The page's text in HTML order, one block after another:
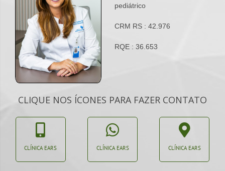
pediátrico
CRM RS : 42.976
RQE : 36.653
CLIQUE NOS ÍCONES PARA FAZER CONTATO
CLÍNICA EARS CLÍNICA EARS CLÍNICA EARS